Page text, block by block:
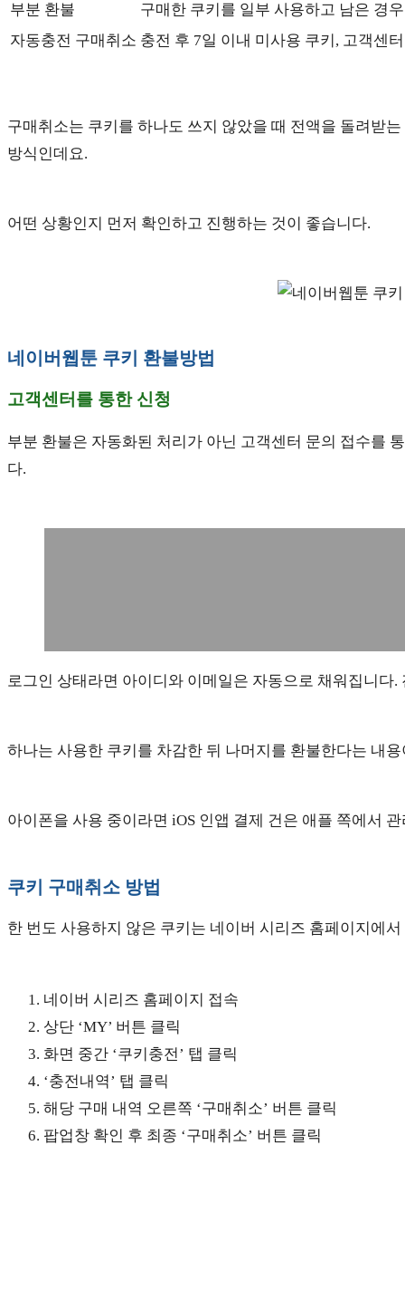
부분 환불
구매한 쿠키를 일부 사용하고 남은 경우
자동충전 구매취소 충전 후 7일 이내 미사용 쿠키, 고객센
구매취소는 쿠키를 하나도 쓰지 않았을 때 전액을 돌려받
방식인데요.
어떤 상황인지 먼저 확인하고 진행하는 것이 좋습니다.
네이버웹툰 쿠키 환불방법
고객센터를 통한 신청
부분 환불은 자동화된 처리가 아닌 고객센터 문의 접수를
다.
로그인 상태라면 아이디와 이메일은 자동으로 채워집니다
하나는 사용한 쿠키를 차감한 뒤 나머지를 환불한다는 내
아이폰을 사용 중이라면 iOS 인앱 결제 건은 애플 쪽에서
쿠키 구매취소 방법
한 번도 사용하지 않은 쿠키는 네이버 시리즈 홈페이지에
네이버 시리즈 홈페이지 접속
상단 ‘MY’ 버튼 클릭
화면 중간 ‘쿠키충전’ 탭 클릭
‘충전내역’ 탭 클릭
해당 구매 내역 오른쪽 ‘구매취소’ 버튼 클릭
팝업창 확인 후 최종 ‘구매취소’ 버튼 클릭